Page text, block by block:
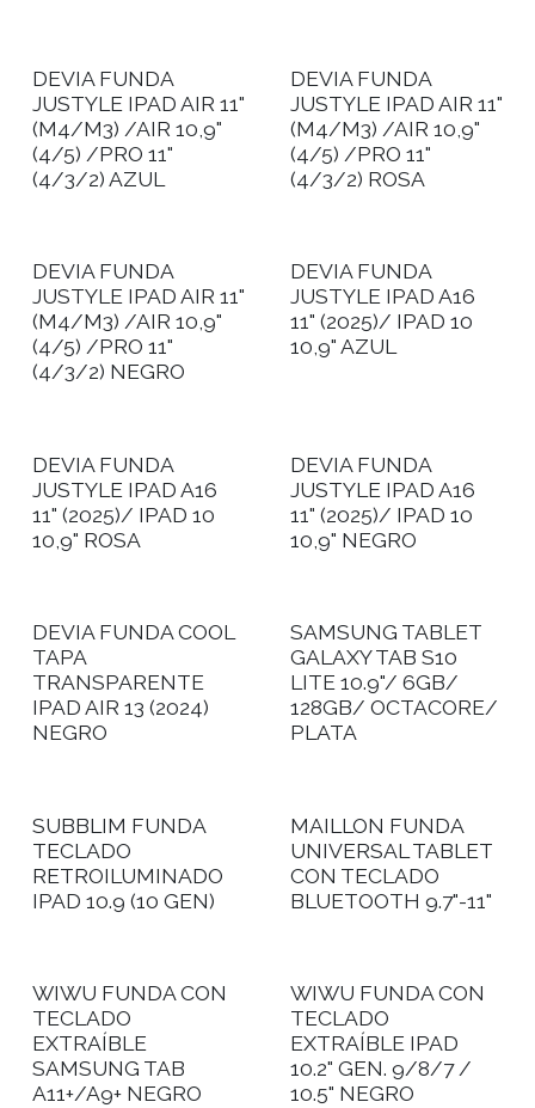
DEVIA FUNDA
JUSTYLE IPAD AIR 11"
(M4/M3) /AIR 10,9"
(4/5) /PRO 11"
(4/3/2) AZUL
DEVIA FUNDA
JUSTYLE IPAD AIR 11"
(M4/M3) /AIR 10,9"
(4/5) /PRO 11"
(4/3/2) ROSA
DEVIA FUNDA
JUSTYLE IPAD AIR 11"
(M4/M3) /AIR 10,9"
(4/5) /PRO 11"
(4/3/2) NEGRO
DEVIA FUNDA
JUSTYLE IPAD A16
11" (2025)/ IPAD 10
10,9" AZUL
DEVIA FUNDA
JUSTYLE IPAD A16
11" (2025)/ IPAD 10
10,9" ROSA
DEVIA FUNDA
JUSTYLE IPAD A16
11" (2025)/ IPAD 10
10,9" NEGRO
DEVIA FUNDA COOL
TAPA
TRANSPARENTE
IPAD AIR 13 (2024)
NEGRO
SAMSUNG TABLET
GALAXY TAB S10
LITE 10.9"/ 6GB/
128GB/ OCTACORE/
PLATA
SUBBLIM FUNDA
TECLADO
RETROILUMINADO
IPAD 10.9 (10 GEN)
MAILLON FUNDA
UNIVERSAL TABLET
CON TECLADO
BLUETOOTH 9.7"-11"
WIWU FUNDA CON
TECLADO
EXTRAÍBLE
SAMSUNG TAB
A11+/A9+ NEGRO
WIWU FUNDA CON
TECLADO
EXTRAÍBLE IPAD
10.2" GEN. 9/8/7 /
10.5" NEGRO